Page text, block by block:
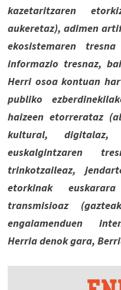
kazetaritzaren
aukeretaz), adimen
ekosistemaren
informazio tresnaz,
Herri osoa kontuan
publiko
haizeen etorrerataz
kultural, digitalaz,
euskalgintzaren
trinkotzaileaz,
etorkinak
transmisioaz
engaiamenduen
Herria denok gara,